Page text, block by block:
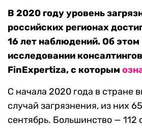
В 2020 году уровень
российских регионах
16 лет наблюдений. Об этом
исследовании
FinExpertiza, с которым
С начала 2020 года в стране
случай загрязнения, из них
сентябрь. Большинство — 112